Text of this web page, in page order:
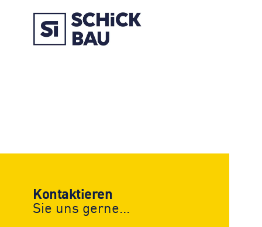
Kontaktieren
Sie uns gerne...